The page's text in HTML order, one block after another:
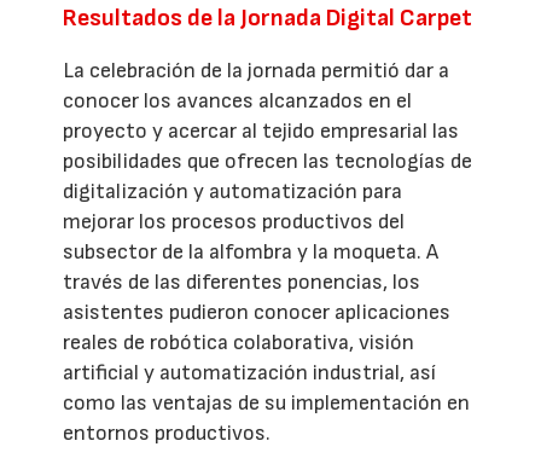
Resultados de la Jornada Digital Carpet
La celebración de la jornada permitió dar a
conocer los avances alcanzados en el
proyecto y acercar al tejido empresarial las
posibilidades que ofrecen las tecnologías de
digitalización y automatización para
mejorar los procesos productivos del
subsector de la alfombra y la moqueta. A
través de las diferentes ponencias, los
asistentes pudieron conocer aplicaciones
reales de robótica colaborativa, visión
artificial y automatización industrial, así
como las ventajas de su implementación en
entornos productivos.